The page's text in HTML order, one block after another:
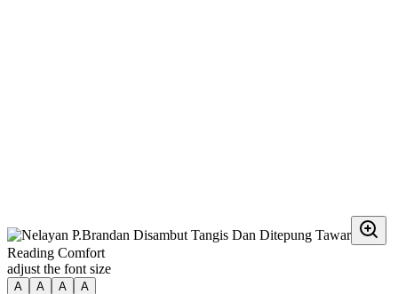
Reading Comfort
adjust the font size
A A A A